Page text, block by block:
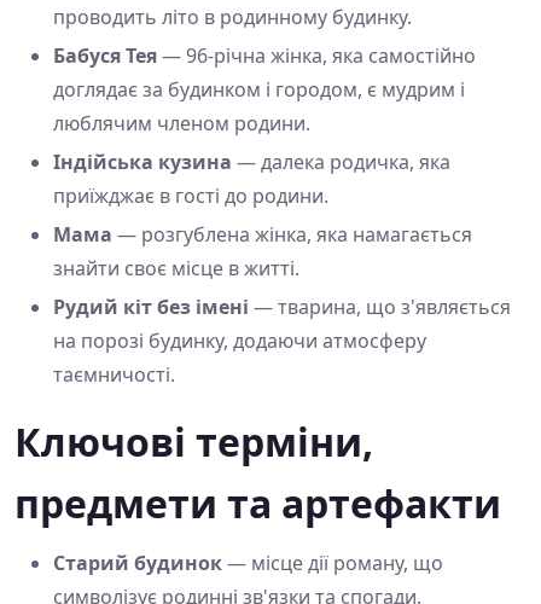
проводить літо в родинному будинку.
Бабуся Тея— 96-річна жінка, яка самостійно
доглядає за будинком і городом, є мудрим і
люблячим членом родини.
Індійська кузина — далека родичка, яка
приїжджає в гості до родини.
Мама — розгублена жінка, яка намагається
знайти своє місце в житті.
Рудий кіт без імені — тварина, що з'являється
на порозі будинку, додаючи атмосферу
таємничості.
Ключові терміни,
предмети та артефакти
Старий будинок— місце дії роману, що
символізує родинні зв'язки та спогади.